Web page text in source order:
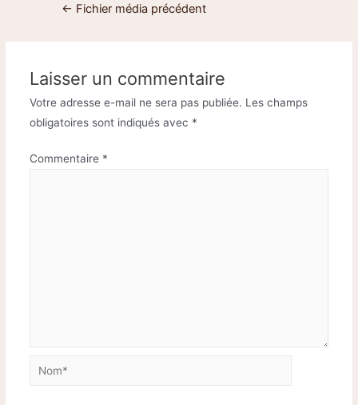
← Fichier média précédent
Laisser un commentaire
Votre adresse e-mail ne sera pas publiée. Les champs
obligatoires sont indiqués avec *
Commentaire *